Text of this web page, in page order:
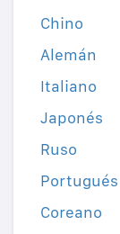
Chino
Alemán
Italiano
Japonés
Ruso
Portugués
Coreano